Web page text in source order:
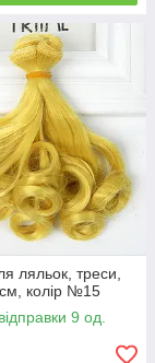
ляльок, треси,
колір №15
9 од.